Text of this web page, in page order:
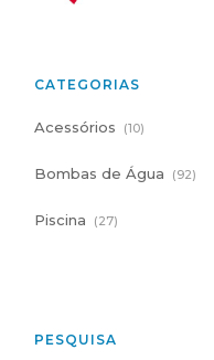
CATEGORIAS
Acessórios (10)
Bombas de Água (92)
Piscina (27)
PESQUISA